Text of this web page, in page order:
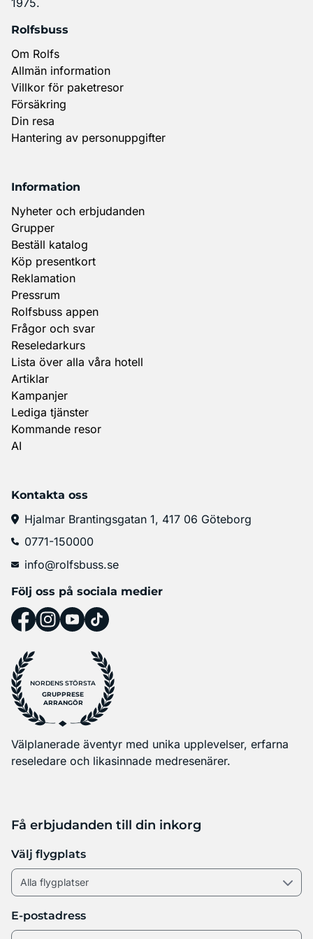
Rolfsbuss
Om Rolfs
Allmän information
Villkor för paketresor
Försäkring
Din resa
Hantering av personuppgifter
Information
Nyheter och erbjudanden
Grupper
Beställ katalog
Köp presentkort
Reklamation
Pressrum
Rolfsbuss appen
Frågor och svar
Reseledarkurs
Lista över alla våra hotell
Artiklar
Kampanjer
Lediga tjänster
Kommande resor
AI
Kontakta oss
Hjalmar Brantingsgatan 1, 417 06 Göteborg
0771-150000
info@rolfsbuss.se
Följ oss på sociala medier
NORDENS STÖRSTA
GRUPPRESE
ARRANGÖR
Välplanerade äventyr med unika upplevelser, erfarna
reseledare och likasinnade medresenärer.
Få erbjudanden till din inkorg
Välj flygplats
E-postadress